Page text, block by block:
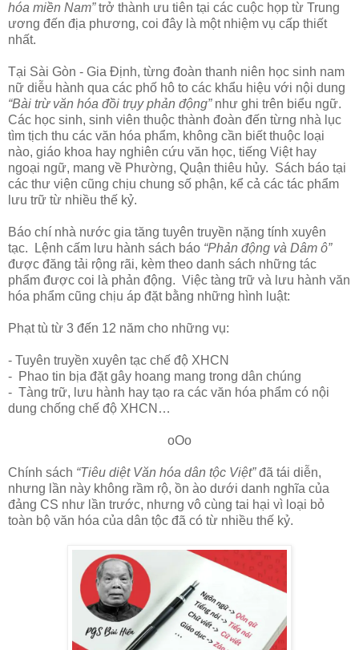
hóa miền Nam”trở thành ưu tiên tại các cuộc họp từ Trung
ương đến địa phương, coi đây là một nhiệm vụ cấp thiết
nhất.
Tại Sài Gòn - Gia Định, từng đoàn thanh niên học sinh nam
nữ diễu hành qua các phố hô to các khẩu hiệu với nội dung
“Bài trừ văn hóa đồi trụy phản động”như ghi trên biểu ngữ.
Các học sinh, sinh viên thuộc thành đoàn đến từng nhà lục
tìm tịch thu các văn hóa phẩm, không cần biết thuộc loại
nào, giáo khoa hay nghiên cứu văn học, tiếng Việt hay
ngoại ngữ, mang về Phường, Quận thiêu hủy. Sách báo tại
các thư viện cũng chịu chung số phận, kể cả các tác phẩm
lưu trữ từ nhiều thế kỷ.
Báo chí nhà nước gia tăng tuyên truyền nặng tính xuyên
tạc. Lệnh cấm lưu hành sách báo “Phản động và Dâm ô”
được đăng tải rộng rãi, kèm theo danh sách những tác
phẩm được coi là phản động. Việc tàng trữ và lưu hành văn
hóa phẩm cũng chịu áp đặt bằng những hình luật:
Phạt tù từ 3 đến 12 năm cho những vụ:
- Tuyên truyền xuyên tạc chế độ XHCN
- Phao tin bịa đặt gây hoang mang trong dân chúng
- Tàng trữ, lưu hành hay tạo ra các văn hóa phẩm có nội
dung chống chế độ XHCN…
oOo
Chính sách “Tiêu diệt Văn hóa dân tộc Việt”đã tái diễn,
nhưng lần này không rầm rộ, ồn ào dưới danh nghĩa của
đảng CS như lần trước, nhưng vô cùng tai hại vì loại bỏ
toàn bộ văn hóa của dân tộc đã có từ nhiều thế kỷ.